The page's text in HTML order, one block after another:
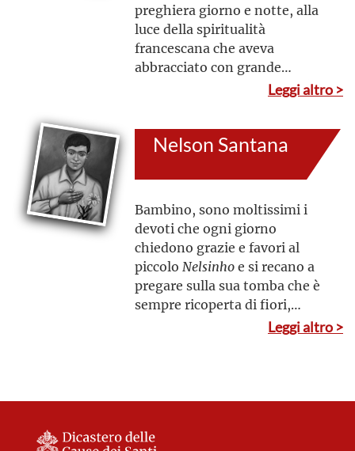
preghiera giorno e notte, alla
luce della spiritualità
francescana che aveva
abbracciato con grande
entusiasmo, visse in povertà e
Leggi altro >
Nelson Santana
Bambino, sono moltissimi i
devoti che ogni giorno
chiedono grazie e favori al
piccolo Nelsinhoe si recano a
pregare sulla sua tomba che è
sempre ricoperta di fiori,
candele, dolci e giocattoliLeggi altro >